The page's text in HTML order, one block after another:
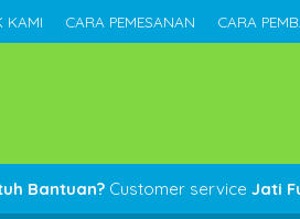
KAMI CARA PEMESANAN CARA
Bantuan? Customer service Jati